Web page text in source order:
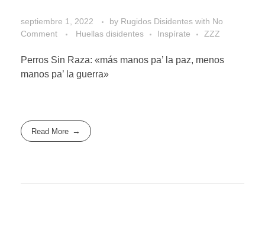
septiembre 1, 2022 by Rugidos Disidentes with No
Comment
Huellas disidentes Inspírate ZZZ
Perros Sin Raza: «más manos pa’ la paz, menos
manos pa’ la guerra»
Read More